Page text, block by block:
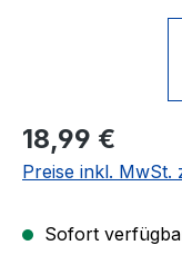
Regulärer Preis:
18,99 €
Preise inkl. MwSt.
Sofort